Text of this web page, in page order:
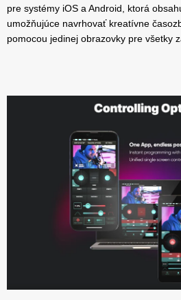
pre systémy iOS a Android, ktorá
umožňujúce navrhovať kreatívne
pomocou jedinej obrazovky pre všetky